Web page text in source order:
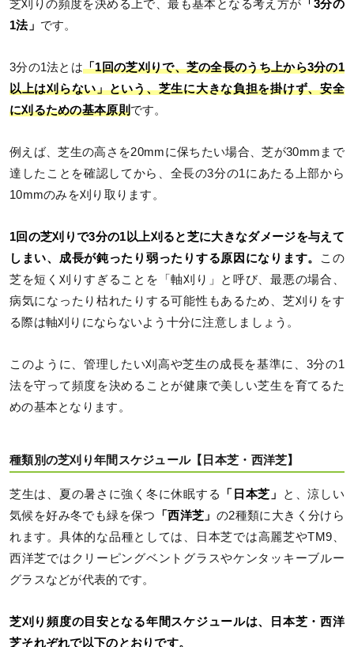
芝刈りの頻度を決める上で、最も基本となる考え方が 「3分の
1法」 です。
3分の1法とは「1回の芝刈りで、芝の全長のうち上から3分の1
以上は刈らない」という、芝生に大きな負担を掛けず、安全
に刈るための基本原則です。
例えば、芝生の高さを20mmに保ちたい場合、芝が30mmまで
達したことを確認してから、全長の3分の1にあたる上部から
10mmのみを刈り取ります。
1回の芝刈りで3分の1以上刈ると芝に大きなダメージを与えて
しまい、成長が鈍ったり弱ったりする原因になります。
この
芝を短く刈りすぎることを「軸刈り」と呼び、最悪の場合、
病気になったり枯れたりする可能性もあるため、芝刈りをす
る際は軸刈りにならないよう十分に注意しましょう。
このように、管理したい刈高や芝生の成長を基準に、3分の1
法を守って頻度を決めることが健康で美しい芝生を育てるた
めの基本となります。
種類別の芝刈り年間スケジュール【日本芝・西洋芝】
芝生は、夏の暑さに強く冬に休眠する 「日本芝」
と、涼しい
気候を好み冬でも緑を保つ
「西洋芝」 の2種類に大きく分けら
れます。具体的な品種としては、日本芝では高麗芝やTM9、
西洋芝ではクリーピングベントグラスやケンタッキーブルー
グラスなどが代表的です。
芝刈り頻度の目安となる年間スケジュールは、日本芝・西洋
芝それぞれで以下のとおりです。